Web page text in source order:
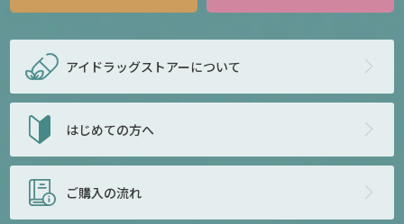
アイドラッグストアーについて
はじめての方へ
ご購入の流れ